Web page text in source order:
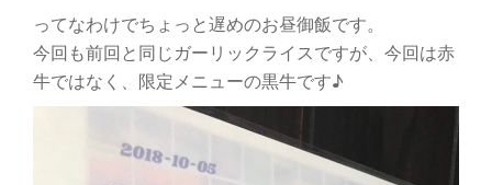
ってなわけでちょっと遅めのお昼御飯です。
今回も前回と同じガーリックライスですが、今回は赤
牛ではなく、限定メニューの黒牛です♪